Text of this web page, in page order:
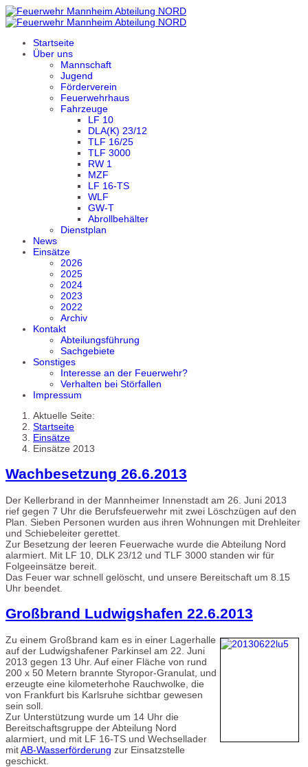
Startseite
Über uns
Mannschaft
Jugend
Förderverein
Feuerwehrhaus
Fahrzeuge
LF 10
DLA(K) 23/12
TLF 16/25
TLF 3000
RW 1
MZF
LF 16-TS
WLF
GW-T
Abrollbehälter
Dienstplan
News
Einsätze
2026
2025
2024
2023
2022
Archiv
Kontakt
Abteilungsführung
Sachgebiete
Sonstiges
Interesse an der Feuerwehr?
Verhalten bei Störfallen
Impressum
Aktuelle Seite:
Startseite
Einsätze
Einsätze 2013
Wachbesetzung 26.6.2013
Der Kellerbrand in der Mannheimer Innenstadt am 26. Juni 2013
rief gegen 7 Uhr die Berufsfeuerwehr mit zwei Löschzügen auf den
Plan. Sieben Personen wurden aus ihren Wohnungen mit Drehleiter
und Schiebeleiter gerettet.
Zur Besetzung der leeren Feuerwache wurde die Abteilung Nord
alarmiert. Mit LF 10, DLK 23/12 und TLF 3000 standen wir für
Folgeeinsätze bereit.
Das Feuer war schnell gelöscht, und unsere Bereitschaft um 8.15
Uhr beendet.
Großbrand Ludwigshafen 22.6.2013
Zu einem Großbrand kam es in einer Lagerhalle
auf der Ludwigshafener Parkinsel am 22. Juni
2013 gegen 13 Uhr. Auf einer Fläche von rund
200 x 50 Metern brannte Styropor-Granulat, und
erzeugte eine kilometerhohe Rauchwolke, die
von Frankfurt bis Karlsruhe sichtbar gewesen
sein soll.
Zur Unterstützung wurde um 14 Uhr die
Bereitschaftsgruppe der Abteilung Nord
alarmiert, und mit LF 16-TS und Wechsellader
mitAB-Wasserförderung zur Einsatzstelle
geschickt.